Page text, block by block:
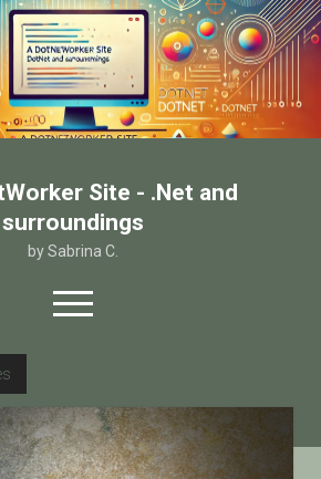
Site - .Net and
surroundings
by Sabrina C.
open
menu
Home
Chi sono